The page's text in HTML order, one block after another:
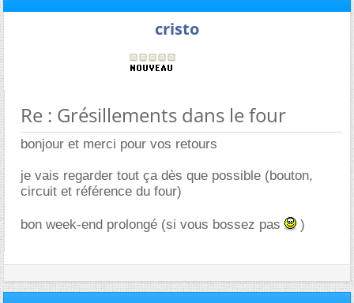
cristo
Re : Grésillements dans le four
bonjour et merci pour vos retours
je vais regarder tout ça dès que possible (bouton,
circuit et référence du four)
bon week-end prolongé (si vous bossez pas )